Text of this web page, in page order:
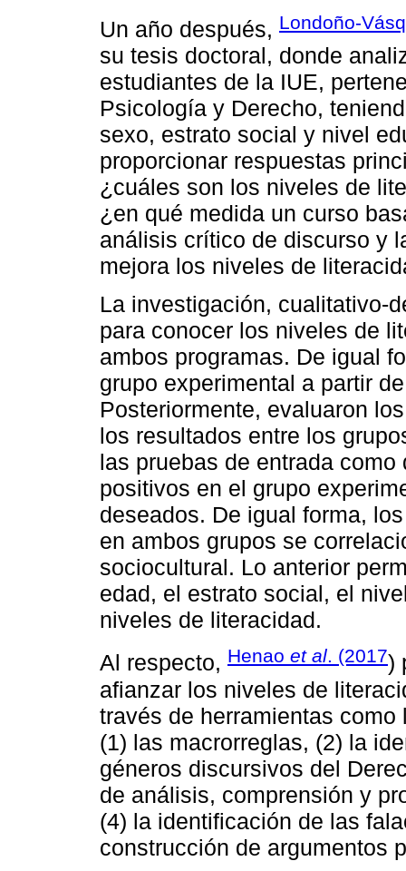
Un año después, Londoño-
su tesis doctoral, donde
estudiantes de la IUE,
Psicología y Derecho,
sexo, estrato social y nivel
proporcionar respuestas
¿cuáles son los niveles de
¿en qué medida un curso
análisis crítico de discurso y
mejora los niveles de
La investigación, cualitativo-
para conocer los niveles de
ambos programas. De igual
grupo experimental a partir
Posteriormente, evaluaron
los resultados entre los
las pruebas de entrada
positivos en el grupo
deseados. De igual forma,
en ambos grupos se
sociocultural. Lo anterior
edad, el estrato social, el
niveles de literacidad.
Al respecto, Henao et al. (2017)
afianzar los niveles de
través de herramientas
(1) las macrorreglas, (2) la
géneros discursivos del
de análisis, comprensión y
(4) la identificación de las
construcción de argumentos